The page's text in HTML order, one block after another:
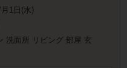
1日(水)
洗面所 リビング 部屋 玄